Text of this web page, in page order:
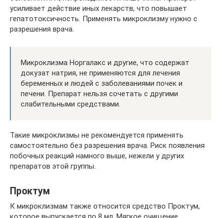
усиливает действие иных лекарств, что повышает
гепатотоксичность. Применять микроклизму нужно с
разрешения врача.
Микроклизма Норгалакс и другие, что содержат
докузат натрия, не применяются для лечения
беременных и людей с заболеваниями почек и
печени. Препарат нельзя сочетать с другими
слабительными средствами.
Такие микроклизмы не рекомендуется применять
самостоятельно без разрешения врача. Риск появления
побочных реакций намного выше, нежели у других
препаратов этой группы.
Проктум
К микроклизмам также относится средство Проктум,